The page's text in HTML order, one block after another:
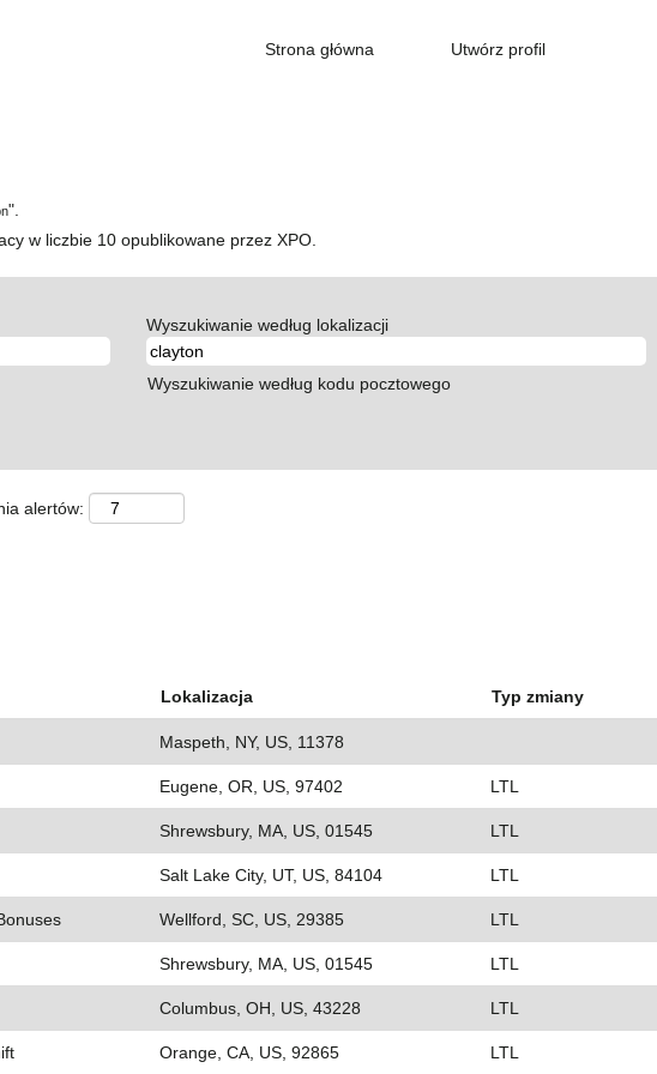
Strona główna Utwórz profil
".
w liczbie 10 opublikowane przez XPO.
Wyszukiwanie według lokalizacji
Wyszukiwanie według kodu pocztowego
alertów:
Lokalizacja Typ zmiany
Maspeth, NY, US, 11378
Eugene, OR, US, 97402 LTL
Shrewsbury, MA, US, 01545 LTL
Salt Lake City, UT, US, 84104 LTL
Wellford, SC, US, 29385 LTL
Shrewsbury, MA, US, 01545 LTL
Columbus, OH, US, 43228 LTL
Orange, CA, US, 92865 LTL